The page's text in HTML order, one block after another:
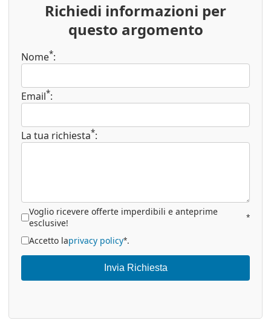
Richiedi informazioni per
questo argomento
Nome*:
Email*:
La tua richiesta*:
Voglio ricevere offerte imperdibili e anteprime
esclusive!
*
Accetto laprivacy policy*.
Invia Richiesta